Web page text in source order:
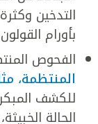
التدخين
بأورام
الفحوص
المنتظمة،
للكشف
الحالة